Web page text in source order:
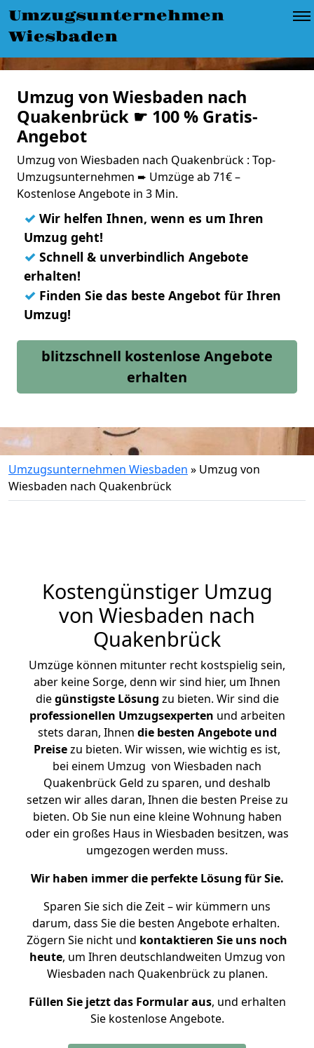
Umzugsunternehmen
Wiesbaden
Umzug von Wiesbaden nach
Quakenbrück ☛ 100 % Gratis-
Angebot
Umzug von Wiesbaden nach Quakenbrück : Top-
Umzugsunternehmen ➨ Umzüge ab 71€ –
Kostenlose Angebote in 3 Min.
✓ Wir helfen Ihnen, wenn es um Ihren
Umzug geht!
✓ Schnell & unverbindlich Angebote
erhalten!
✓ Finden Sie das beste Angebot für Ihren
Umzug!
blitzschnell kostenlose Angebote
erhalten
Umzugsunternehmen Wiesbaden » Umzug von
Wiesbaden nach Quakenbrück
Kostengünstiger Umzug
von Wiesbaden nach
Quakenbrück
Umzüge können mitunter recht kostspielig sein,
aber keine Sorge, denn wir sind hier, um Ihnen
diegünstigste Lösung zu bieten. Wir sind die
professionellen Umzugsexperten und arbeiten
stets daran, Ihnen die besten Angebote und
Preisezu bieten. Wir wissen, wie wichtig es ist,
bei einem Umzug von Wiesbaden nach
Quakenbrück Geld zu sparen, und deshalb
setzen wir alles daran, Ihnen die besten Preise zu
bieten. Ob Sie nun eine kleine Wohnung haben
oder ein großes Haus in Wiesbaden besitzen, was
umgezogen werden muss.
Wir haben immer die perfekte Lösung für Sie.
Sparen Sie sich die Zeit – wir kümmern uns
darum, dass Sie die besten Angebote erhalten.
Zögern Sie nicht und kontaktieren Sie uns noch
heute, um Ihren deutschlandweiten Umzug von
Wiesbaden nach Quakenbrück zu planen.
Füllen Sie jetzt das Formular aus, und erhalten
Sie kostenlose Angebote.